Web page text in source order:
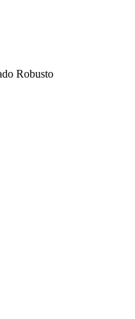
Robusto